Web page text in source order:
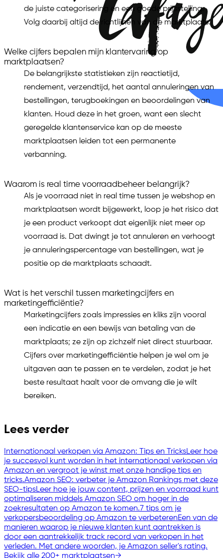
de juiste categorisering en een goede prijsstelling.
Volg daarbij altijd de richtlijnen van de marktplaats.
Welke cijfers bepalen mijn klantervaring op
marktplaatsen?
De belangrijkste statistieken zijn reactietijd,
rendement, verzendtijd, het aantal annuleringen van
bestellingen, terugboekingen en beoordelingen van
klanten. Houd deze in het groen, want een slecht
geregelde klantenservice kan op de meeste
marktplaatsen leiden tot een permanente
verbanning.
Waarom is real time voorraadbeheer belangrijk?
Als je voorraad niet in real time tussen je webshop en
marktplaatsen wordt bijgewerkt, loop je het risico dat
je een product verkoopt dat eigenlijk niet meer op
voorraad is. Dat dwingt je tot annuleren en verhoogt
je annuleringspercentage van bestellingen, wat je
positie op de marktplaats schaadt.
Wat is het verschil tussen marketingcijfers en
marketingefficiëntie?
Marketingcijfers zoals impressies en kliks zijn vooral
een indicatie en een bewijs van betaling van de
marktplaats; ze zijn op zichzelf niet direct stuurbaar.
Cijfers over marketingefficiëntie helpen je wel om je
uitgaven aan te passen en te verdelen, zodat je het
beste resultaat haalt voor de omvang die je wilt
bereiken.
Lees verder
Internationaal verkopen via Amazon: Tips en TricksLeer hoe
je succesvol kunt worden in het internationaal verkopen via
Amazon en vergroot je winst met onze handige tips en
tricks.Amazon SEO: verbeter je Amazon Rankings met deze
SEO-tipsLeer hoe je jouw content, prijzen en voorraad kunt
optimaliseren middels Amazon SEO om hoger in de
zoekresultaten op Amazon te komen.7 tips om je
verkopersbeoordeling op Amazon te verbeterenEen van de
manieren waarop je nieuwe klanten kunt aantrekken is
door een aantrekkelijk track record van verkopen in het
verleden. Met andere woorden, je Amazon seller's rating.
Bekijk alle 200+ marktplaatsen→